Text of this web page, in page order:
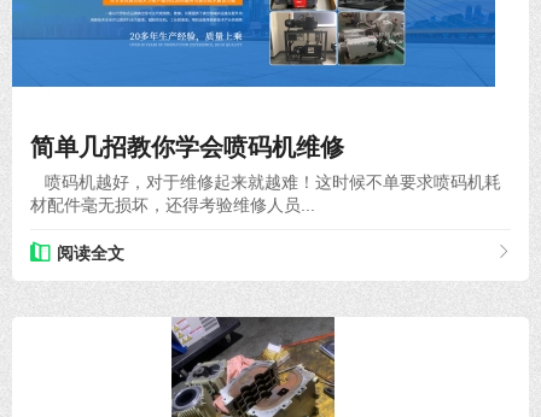
简单几招教你学会喷码机维修
喷码机越好，对于维修起来就越难！这时候不单要求喷码机耗
材配件毫无损坏，还得考验维修人员...
阅读全文